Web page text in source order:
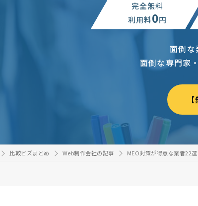
完全無料
利用料0円
面倒な
面倒な専門家
比較ビズまとめ Web制作会社の記事 MEO対策が得意な業者22選